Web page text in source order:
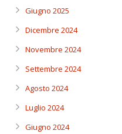
Giugno 2025
Dicembre 2024
Novembre 2024
Settembre 2024
Agosto 2024
Luglio 2024
Giugno 2024